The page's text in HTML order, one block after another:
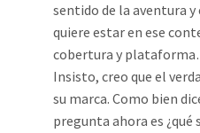
sentido de la aventura
quiere estar en ese
cobertura y
Insisto, creo que el
su marca. Como bien
pregunta ahora es ¿qué